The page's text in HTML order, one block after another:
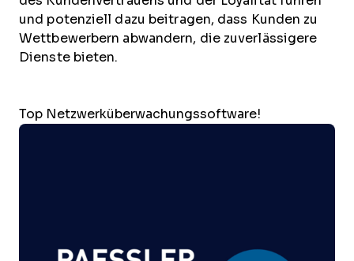
und potenziell dazu beitragen, dass Kunden zu
Wettbewerbern abwandern, die zuverlässigere
Dienste bieten.
Top Netzwerküberwachungssoftware!